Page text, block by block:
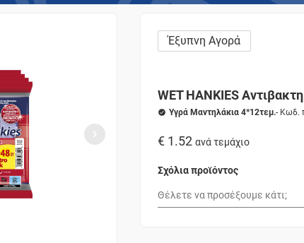
Έξυπνη Αγορά
WET HANKIES
Υγρά Μαντηλάκια 4*12τεμ.- Κωδ.
€ 1.52 ανά τεμάχιο
Σχόλια προϊόντος